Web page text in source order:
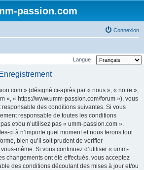
passion.com
Connexion
Langue :
» (désigné ci-après par « nous », « notre »,
», « https://www.umm-passion.com/forum »), vous
responsable des conditions suivantes. Si vous
responsable de toutes les conditions
et/ou n’utilisez pas « umm-passion.com ».
ci à n’importe quel moment et nous ferons tout
bien qu’il soit prudent de vérifier
même. Si vous continuez d’utiliser « umm-
changements ont été effectués, vous acceptez
des conditions découlant des mises à jour et/ou